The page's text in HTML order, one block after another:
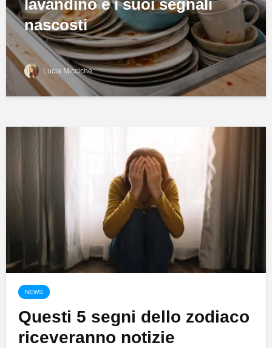
lavandino e i suoi segnali
nascosti
Lucia Micciche
NEWS
Questi 5 segni dello zodiaco
riceveranno notizie